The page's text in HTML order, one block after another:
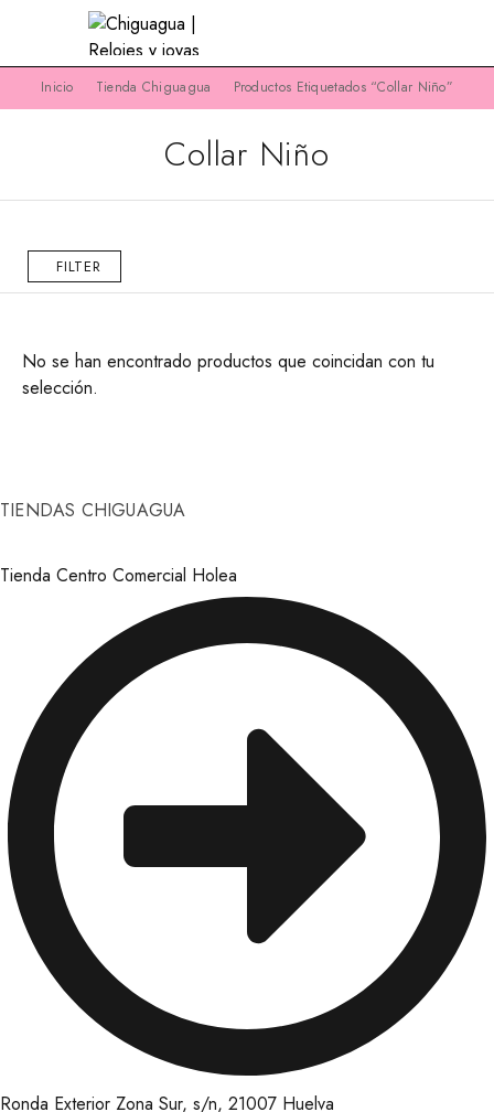
Inicio Tienda Chiguagua Productos Etiquetados “collar Niño”
Collar Niño
FILTER
No se han encontrado productos que coincidan con tu
selección.
TIENDAS CHIGUAGUA
Tienda Centro Comercial Holea
Ronda Exterior Zona Sur, s/n, 21007 Huelva